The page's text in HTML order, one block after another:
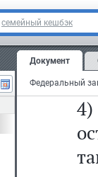
семейный кешбэк
Документ